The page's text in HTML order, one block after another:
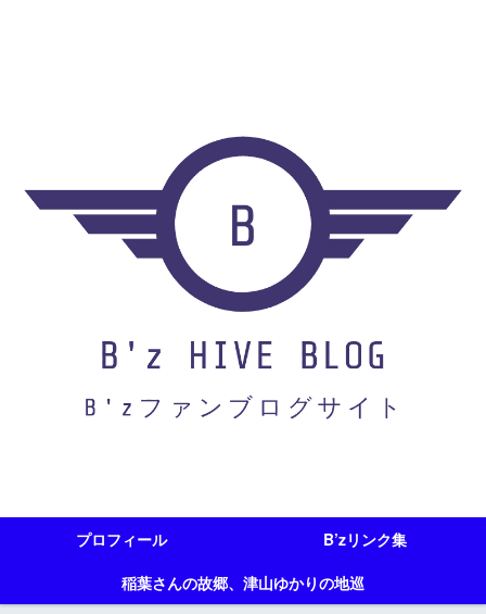
プロフィール
B’zリンク集
稲葉さんの故郷、津山ゆかりの地巡